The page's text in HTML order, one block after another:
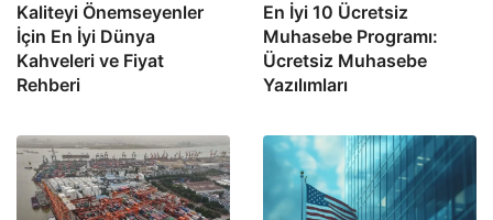
Kaliteyi Önemseyenler
İçin En İyi Dünya
Kahveleri ve Fiyat
Rehberi
En İyi 10 Ücretsiz
Muhasebe Programı:
Ücretsiz Muhasebe
Yazılımları